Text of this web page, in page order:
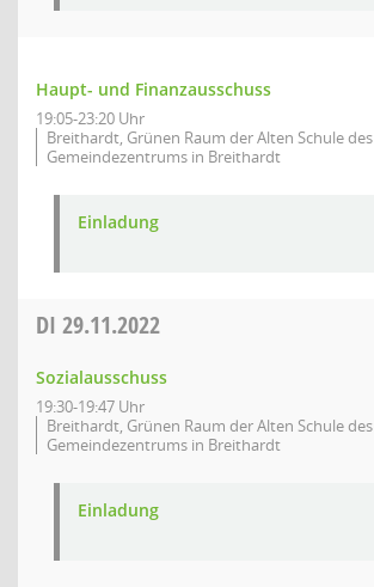
Haupt- und Finanzausschuss
19:05-23:20 Uhr
Breithardt, Grünen Raum der Alten Schule des
Gemeindezentrums in Breithardt
Einladung
DI 29.11.2022
Sozialausschuss
19:30-19:47 Uhr
Breithardt, Grünen Raum der Alten Schule des
Gemeindezentrums in Breithardt
Einladung